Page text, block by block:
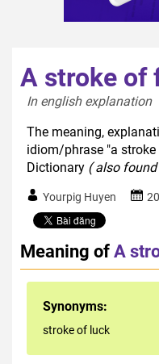
A stroke of
In english explanation
The meaning,
idiom/phrase "a
Dictionary ( also
Yourpig Huyen
Meaning ofA
Synonyms:
stroke of luck